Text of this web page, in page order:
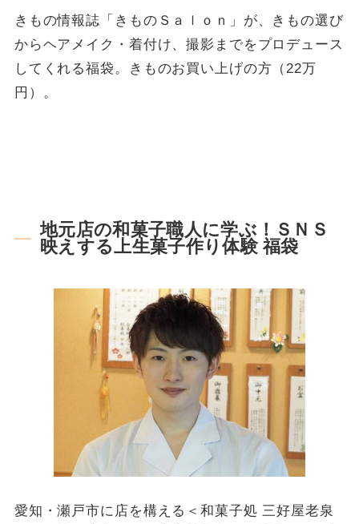
きもの情報誌「きものＳａｌｏｎ」が、きもの選び
からヘアメイク・着付け、撮影までをプロデュース
してくれる福袋。きものお買い上げの方（22万
円）。
地元店の和菓子職人に学ぶ！ＳＮＳ
映えする上生菓子作り体験 福袋
愛知・瀬戸市に店を構える＜和菓子処 三好屋老泉